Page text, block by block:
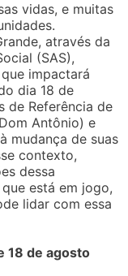
vidas, e muitas
através da
(SAS),
impactará
dia 18 de
de Referência de
Antônio) e
mudança de suas
contexto,
dessa
está em jogo,
lidar com essa
18 de agosto